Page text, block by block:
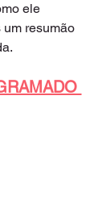
ele
resumão